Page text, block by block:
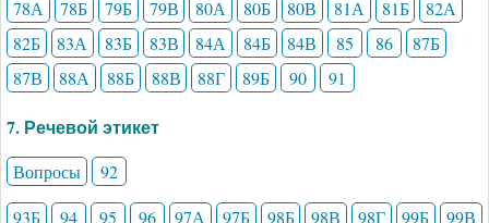
78А 78Б 79Б 79В 80А 80Б 80В 81А 81Б
82А
82Б
83А 83Б 83В 84А 84Б 84В 85 86
87Б
87В
88А 88Б 88В 88Г 89Б 90 91
7. Речевой этикет
Вопросы
92
93Б
94 95 96 97А 97Б 98Б 98В 98Г 99Б
99В